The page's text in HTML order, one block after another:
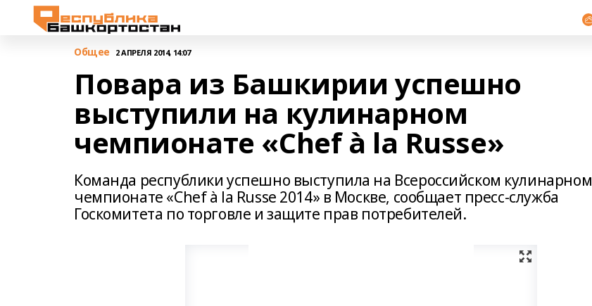
Общее 2 АПРЕЛЯ 2014, 14:07
Повара из Башкирии успешно
выступили на кулинарном
чемпионате «Chef à la Russe»
Команда республики успешно выступила на Всероссийском кулинарном
чемпионате «Chef à la Russe 2014» в Москве, сообщает пресс-служба
Госкомитета по торговле и защите прав потребителей.